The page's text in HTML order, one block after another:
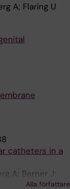
A; Flaring U
catheters in a
A; Berner J;
Alla författare